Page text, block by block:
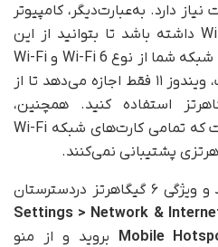
دارد. به‌عبارت‌دیگر، کامپیوتر
شما باید کارت شبکه Wi-Fi 6E داشته باشد تا بتوانید از این
ویژگی بهره‌مند شوید. اگر کارت شبکه شما از نوع Wi-Fi 6 و Wi-Fi
5 یا نسخه‌های قدیمی‌تر است، ویندوز ۱۱ فقط اجازه می‌دهد تا از
۵ یا ۲/۴ گیگاهرتز استفاده کنید. همچنین،
مایکروسافت هشدار داده است که تمامی کارت‌های شبکه Wi-Fi
اگر کارت شبکه سازگاری دارید و ویژگی ۶ گیگاهرتز در‌دسترستان
Settings > Network &
Mobile بروید و از منو